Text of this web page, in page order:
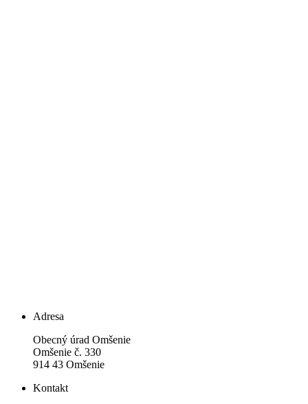
Adresa
Obecný úrad Omšenie
Omšenie č. 330
914 43 Omšenie
Kontakt